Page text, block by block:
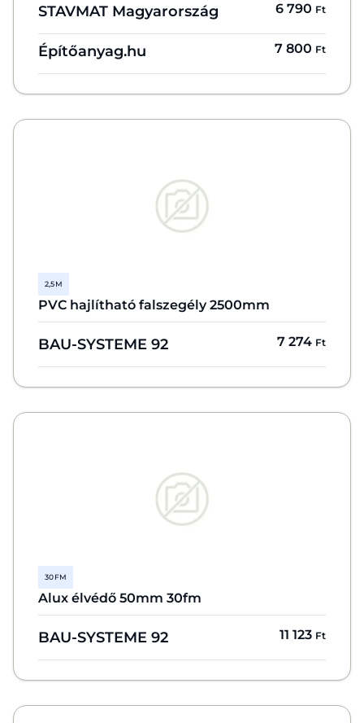
STAVMAT Magyarország 6 790 Ft
Építőanyag.hu 7 800 Ft
2,5 M
PVC hajlítható falszegély 2500mm
BAU-SYSTEME 92 7 274 Ft
30 FM
Alux élvédő 50mm 30fm
BAU-SYSTEME 92 11 123 Ft